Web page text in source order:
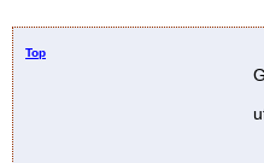
Top